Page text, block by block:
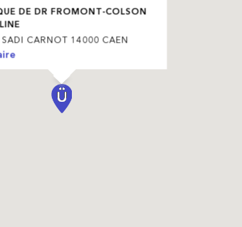
DE DR FROMONT-COLSON
SADI CARNOT 14000 CAEN